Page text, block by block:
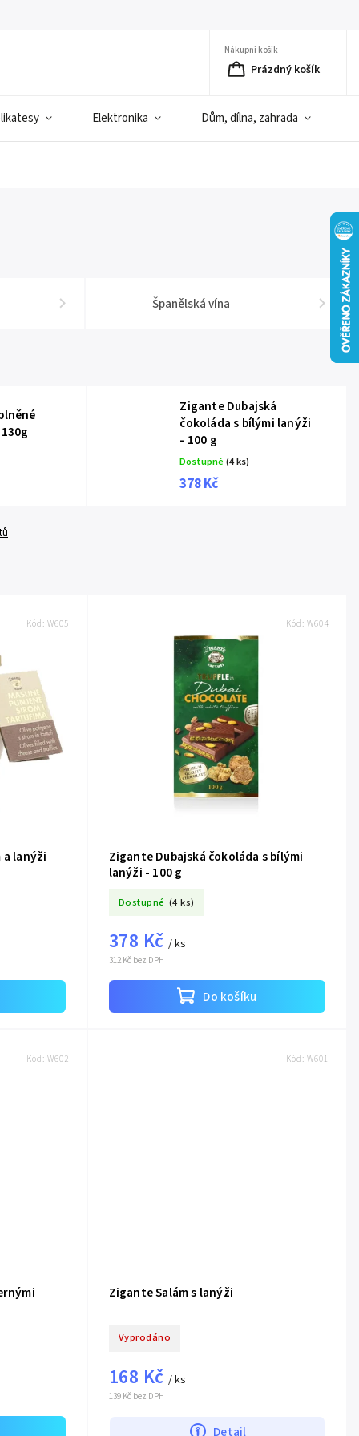
Nákupní košík
Prázdný košík
Elektronika Dům, dílna, zahrada
Španělská vína
Zigante Dubajská
čokoláda s bílými lanýži
- 100 g
Dostupné(4 ks)
378 Kč
lanýži
Kód: W605
Zigante Dubajská čokoláda s bílými
lanýži - 100 g
Dostupné (4 ks)
312 Kč bez DPH
378 Kč/ ks
Do košíku
Kód: W604
Kód: W602
Zigante Salám s lanýži
Vyprodáno
139 Kč bez DPH
168 Kč/ ks
Detail
Kód: W601